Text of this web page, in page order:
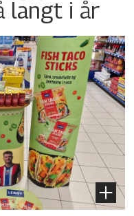
langt i år